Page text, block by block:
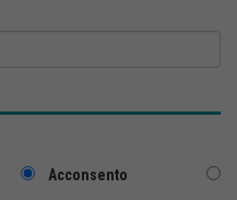
Acconsento